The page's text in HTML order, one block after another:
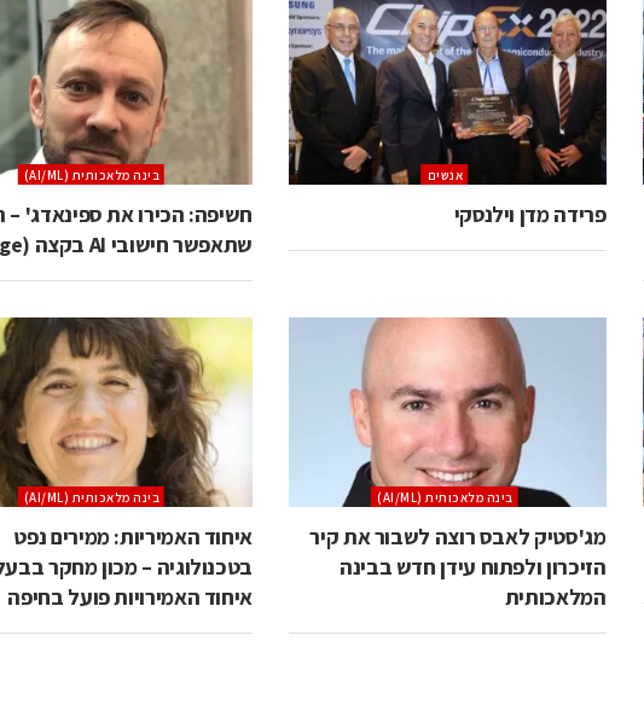
אנשים
פרידה מדן וילנסקי
בינה מלאכותית (AI/ML)
חשיפה: הכירו את ספינאדג'
שתאפשר חישובי AI בקצה (Edge)
בינה מלאכותית (AI/ML)
מג'סטיק לאבס רוצה לשבור את קיר
הזיכרון ולפתוח עידן חדש בבינה
המלאכותית
בינה מלאכותית (AI/ML)
איחוד האמיריות: ממירים נפט
בטכנולוגיה – מכון מחקר
איחוד האמירויות פועל בחיפה